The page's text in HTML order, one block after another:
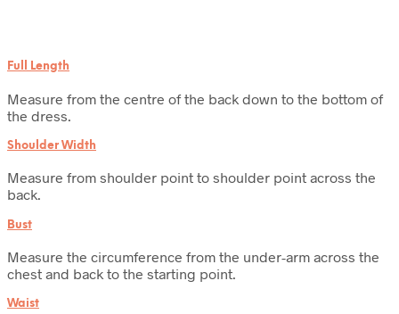
Full Length
Measure from the centre of the back down to the bottom of
the dress.
Shoulder Width
Measure from shoulder point to shoulder point across the
back.
Bust
Measure the circumference from the under-arm across the
chest and back to the starting point.
Waist